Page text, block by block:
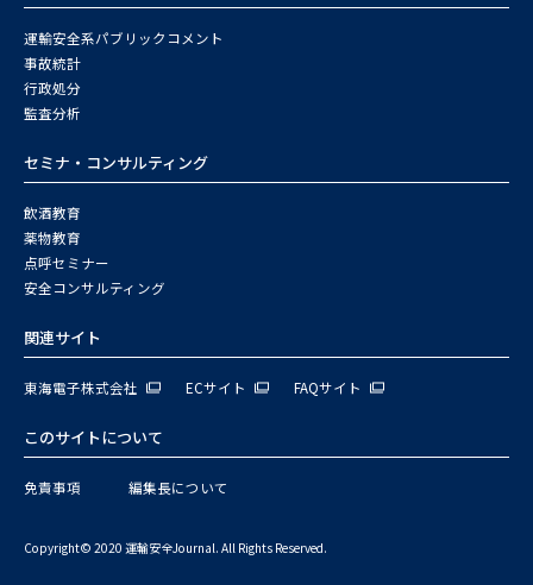
運輸安全系パブリックコメント
事故統計
行政処分
監査分析
セミナ・コンサルティング
飲酒教育
薬物教育
点呼セミナー
安全コンサルティング
関連サイト
東海電子株式会社 ECサイト FAQサイト
このサイトについて
免責事項 編集長について
Copyright© 2020 運輸安全Journal. All Rights Reserved.